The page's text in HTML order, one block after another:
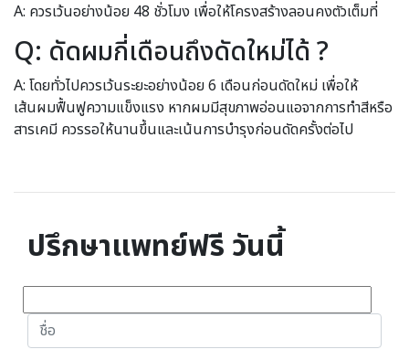
A: ควรเว้นอย่างน้อย 48 ชั่วโมง เพื่อให้โครงสร้างลอนคงตัวเต็มที่
Q: ดัดผมกี่เดือนถึงดัดใหม่ได้ ?
A: โดยทั่วไปควรเว้นระยะอย่างน้อย 6 เดือนก่อนดัดใหม่ เพื่อให้
เส้นผมฟื้นฟูความแข็งแรง หากผมมีสุขภาพอ่อนแอจากการทำสีหรือ
สารเคมี ควรรอให้นานขึ้นและเน้นการบำรุงก่อนดัดครั้งต่อไป
ปรึกษาแพทย์ฟรี วันนี้